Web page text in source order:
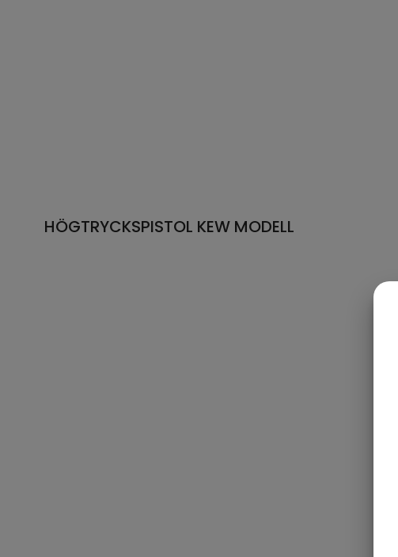
HÖGTRYCKSPISTOL KEW MODELL